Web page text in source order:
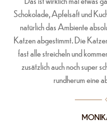
Schokolade, Apfelsaft und
natürlich das Ambiente
Katzen abgestimmt. Die
fast alle streicheln und
zusätzlich auch noch super
rundherum eine